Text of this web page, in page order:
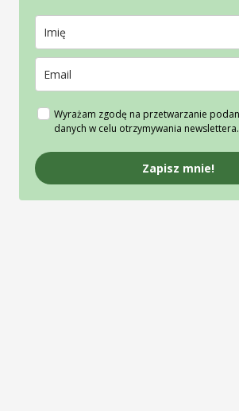
Wyrażam zgodę na przetwarzanie
danych w celu otrzymywania newslettera.
Zapisz mnie!